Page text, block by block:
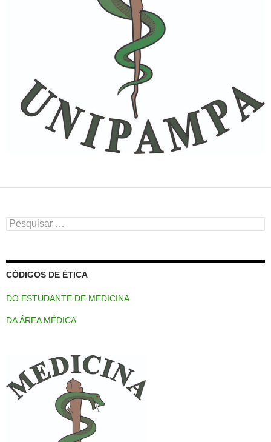
Pesquisar
por:
CÓDIGOS DE ÉTICA
DO ESTUDANTE DE MEDICINA
DA ÁREA MÉDICA